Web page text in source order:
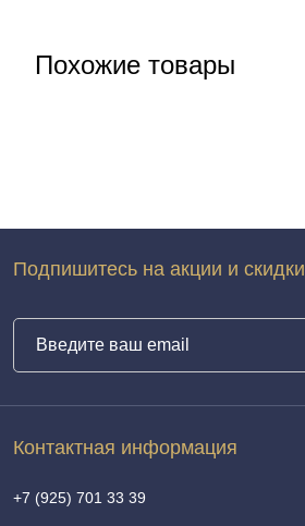
Похожие товары
Контактная информация
+7 (925) 701 33 39
Подпишитесь на акции и скидки